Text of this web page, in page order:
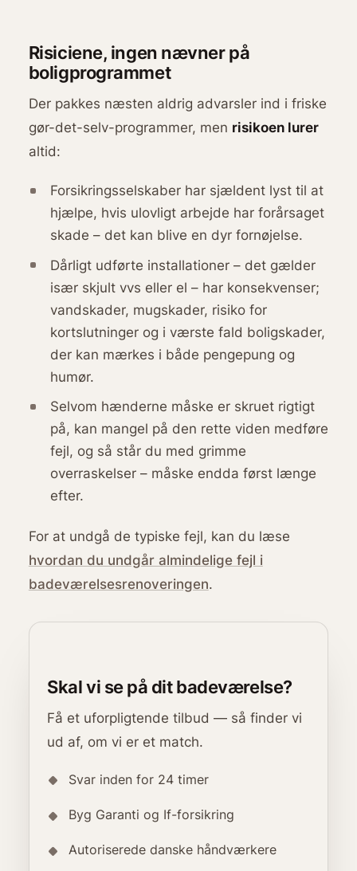
Risiciene, ingen nævner på
boligprogrammet
Der pakkes næsten aldrig advarsler ind i friske
gør-det-selv-programmer, men risikoen lurer
altid:
Forsikringsselskaber har sjældent lyst til at
hjælpe, hvis ulovligt arbejde har forårsaget
skade – det kan blive en dyr fornøjelse.
Dårligt udførte installationer – det gælder
især skjult vvs eller el – har konsekvenser;
vandskader, mugskader, risiko for
kortslutninger og i værste fald boligskader,
der kan mærkes i både pengepung og
humør.
Selvom hænderne måske er skruet rigtigt
på, kan mangel på den rette viden medføre
fejl, og så står du med grimme
overraskelser – måske endda først længe
efter.
For at undgå de typiske fejl, kan du læse
hvordan du undgår almindelige fejl i
badeværelsesrenoveringen.
Skal vi se på dit badeværelse?
Få et uforpligtende tilbud — så finder vi
ud af, om vi er et match.
Svar inden for 24 timer
Byg Garanti og If-forsikring
Autoriserede danske håndværkere